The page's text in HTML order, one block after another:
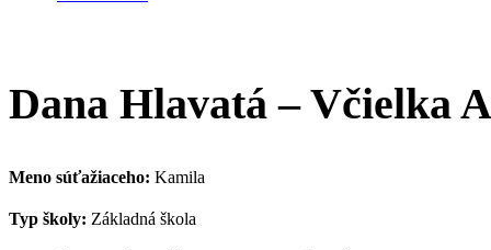
Dana Hlavatá – Včielka
Meno súťažiaceho: Kamila
Typ školy: Základná škola